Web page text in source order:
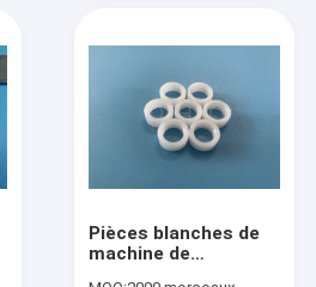
Pièces blanches de
machine de